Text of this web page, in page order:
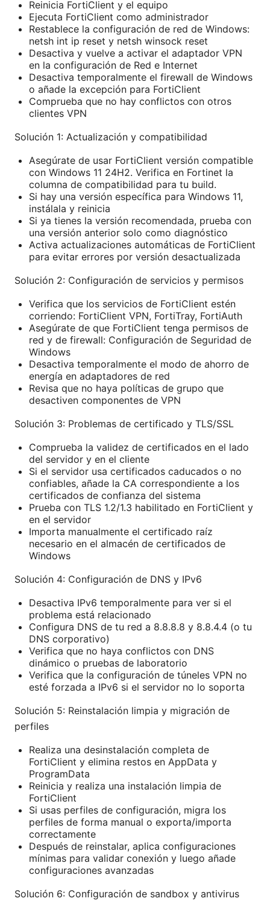
Reinicia FortiClient y el equipo
Ejecuta FortiClient como administrador
Restablece la configuración de red de Windows:
netsh int ip reset y netsh winsock reset
Desactiva y vuelve a activar el adaptador VPN
en la configuración de Red e Internet
Desactiva temporalmente el firewall de Windows
o añade la excepción para FortiClient
Comprueba que no hay conflictos con otros
clientes VPN
Solución 1: Actualización y compatibilidad
Asegúrate de usar FortiClient versión compatible
con Windows 11 24H2. Verifica en Fortinet la
columna de compatibilidad para tu build.
Si hay una versión específica para Windows 11,
instálala y reinicia
Si ya tienes la versión recomendada, prueba con
una versión anterior solo como diagnóstico
Activa actualizaciones automáticas de FortiClient
para evitar errores por versión desactualizada
Solución 2: Configuración de servicios y permisos
Verifica que los servicios de FortiClient estén
corriendo: FortiClient VPN, FortiTray, FortiAuth
Asegúrate de que FortiClient tenga permisos de
red y de firewall: Configuración de Seguridad de
Windows
Desactiva temporalmente el modo de ahorro de
energía en adaptadores de red
Revisa que no haya políticas de grupo que
desactiven componentes de VPN
Solución 3: Problemas de certificado y TLS/SSL
Comprueba la validez de certificados en el lado
del servidor y en el cliente
Si el servidor usa certificados caducados o no
confiables, añade la CA correspondiente a los
certificados de confianza del sistema
Prueba con TLS 1.2/1.3 habilitado en FortiClient y
en el servidor
Importa manualmente el certificado raíz
necesario en el almacén de certificados de
Windows
Solución 4: Configuración de DNS y IPv6
Desactiva IPv6 temporalmente para ver si el
problema está relacionado
Configura DNS de tu red a 8.8.8.8 y 8.8.4.4 (o tu
DNS corporativo)
Verifica que no haya conflictos con DNS
dinámico o pruebas de laboratorio
Verifica que la configuración de túneles VPN no
esté forzada a IPv6 si el servidor no lo soporta
Solución 5: Reinstalación limpia y migración de
perfiles
Realiza una desinstalación completa de
FortiClient y elimina restos en AppData y
ProgramData
Reinicia y realiza una instalación limpia de
FortiClient
Si usas perfiles de configuración, migra los
perfiles de forma manual o exporta/importa
correctamente
Después de reinstalar, aplica configuraciones
mínimas para validar conexión y luego añade
configuraciones avanzadas
Solución 6: Configuración de sandbox y antivirus